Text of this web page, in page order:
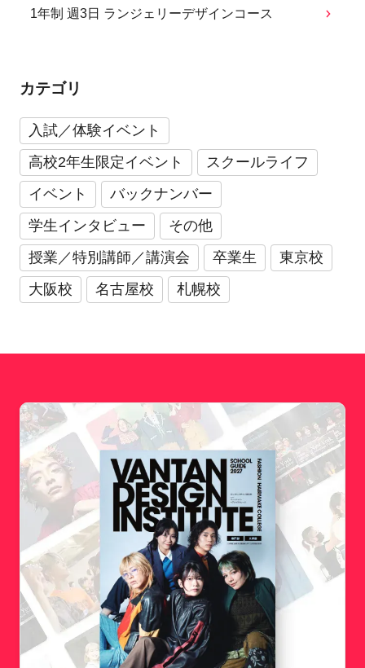
1年制 週3日 ランジェリーデザインコース
カテゴリ
入試／体験イベント
高校2年生限定イベント
スクールライフ
イベント
バックナンバー
学生インタビュー
その他
授業／特別講師／講演会
卒業生
東京校
大阪校
名古屋校 札幌校